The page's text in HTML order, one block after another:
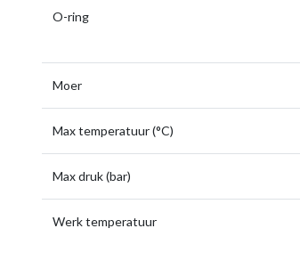
O-ring
Moer
Max temperatuur (°C)
Max druk (bar)
Werk temperatuur